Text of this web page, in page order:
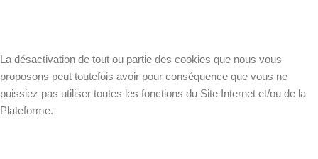
La désactivation de tout ou partie des cookies que nous vous
proposons peut toutefois avoir pour conséquence que vous ne
puissiez pas utiliser toutes les fonctions du Site Internet et/ou de la
Plateforme.